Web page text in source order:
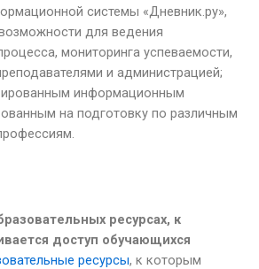
системы «Дневник.ру»,
для ведения
мониторинга успеваемости,
и администрацией;
информационным
на подготовку по различным
ресурсах, к
доступ обучающихся
ресурсы, к которым